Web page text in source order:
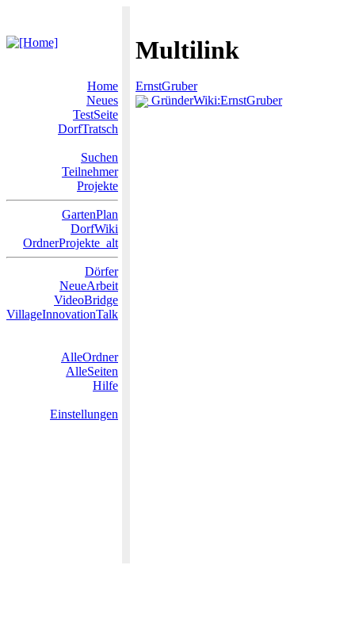
Multilink
Home
Neues
TestSeite
DorfTratsch
Suchen
Teilnehmer
Projekte
GartenPlan
DorfWiki
OrdnerProjekte_alt
Dörfer
NeueArbeit
VideoBridge
VillageInnovationTalk
AlleOrdner
AlleSeiten
Hilfe
Einstellungen
ErnstGruber
GründerWiki:ErnstGruber